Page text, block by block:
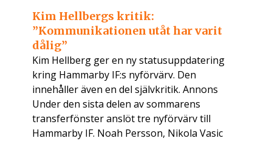
Kim Hellbergs kritik:
”Kommunikationen utåt har varit
dålig”
Kim Hellberg ger en ny statusuppdatering
kring Hammarby IF:s nyförvärv. Den
innehåller även en del självkritik. Annons
Under den sista delen av sommarens
transferfönster anslöt tre nyförvärv till
Hammarby IF. Noah Persson, Nikola Vasic